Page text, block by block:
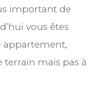
important de
vous êtes
appartement,
mais pas à